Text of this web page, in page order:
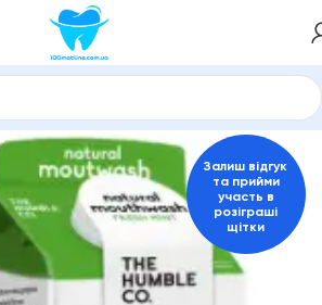
Ополіскувачі для ротової порожнини
Залиш відгук
та прийми
участь в
розіграші
щітки